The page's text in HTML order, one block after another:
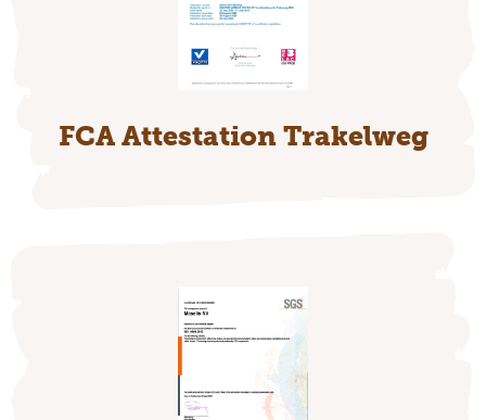
FCA Attestation Trakelweg